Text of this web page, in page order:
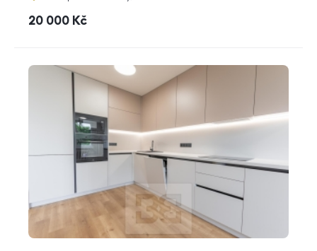
cena
20 000 Kč